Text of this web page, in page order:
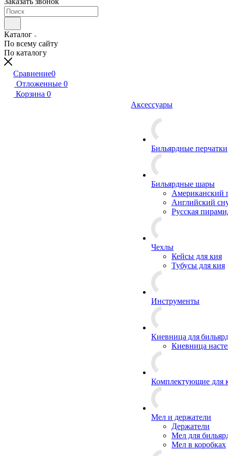
Каталог
По всему сайту
По каталогу
Сравнение0
Отложенные 0
Корзина 0
Аксессуары
Бильярдные перчатки
Бильярдные шары
Американский
Английский
Русская
Чехлы
Кейсы для кия
Тубусы для кия
Инструменты
Киевница для
Киевница
Комплектующие для
Мел и держатели
Держатели
Мел для
Мел в коробках